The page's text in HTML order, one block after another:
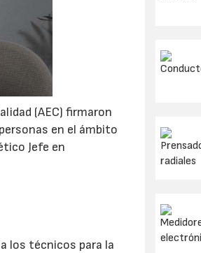
(AEC) firmaron
en el ámbito
Jefe en
los técnicos para la